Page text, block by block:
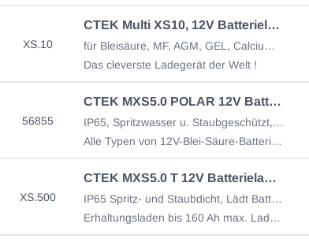
XS.10
CTEK Multi XS10, 12V Batterieladegerät 10A (MXS10)
für Bleisäure, MF, AGM, GEL, Calcium-Calcium Batterien
Das cleverste Ladegerät der Welt !
56855
CTEK MXS5.0 POLAR 12V Batterieladegerät 5A
IP65, Spritzwasser u. Staubgeschützt, -30°C bis + 50°C
Alle Typen von 12V-Blei-Säure-Batterien (nass, wartungsfrei, Ca/Ca, AGM u. Gel)
XS.500
CTEK MXS5.0 T 12V Batterieladegerät 5A
IP65 Spritz- und Staubdicht, Lädt Batterien mit 1.2-110 Ah
Erhaltungsladen bis 160 Ah max. Ladestrom 5A